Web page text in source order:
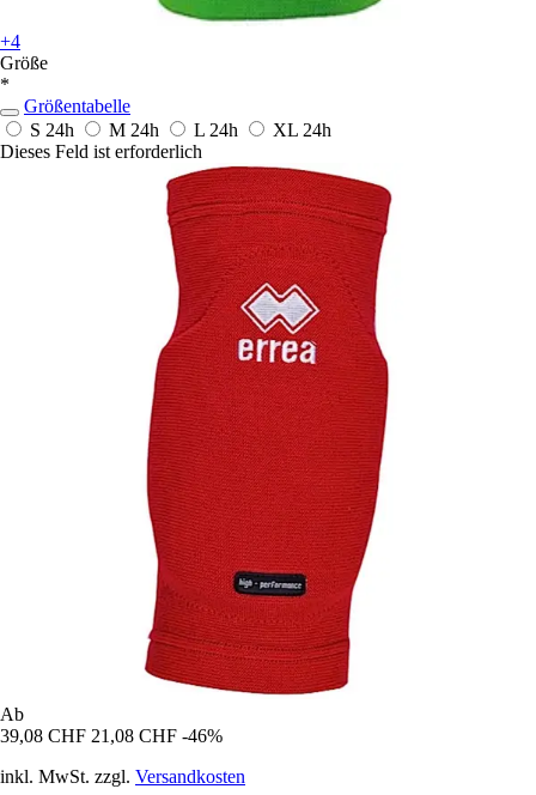
+4
Größe
*
Größentabelle
S 24h M 24h L 24h XL 24h
Dieses Feld ist erforderlich
Ab
39,08 CHF 21,08 CHF -46%
inkl. MwSt. zzgl. Versandkosten